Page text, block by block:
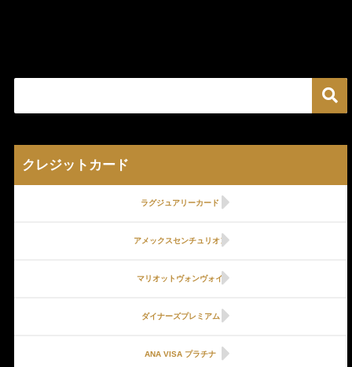
クレジットカード
ラグジュアリーカード
アメックスセンチュリオン
マリオットヴォンヴォイ
ダイナーズプレミアム
ANA VISA プラチナ